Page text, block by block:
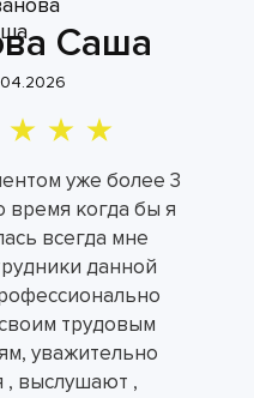
Саша
уже более 3
время когда бы я
всегда мне
данной
трудовым
уважительно
, выслушают ,